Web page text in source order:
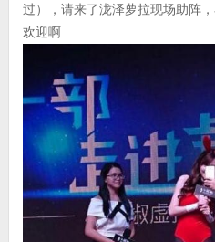
过），请来了泷泽萝拉现场助阵
欢迎啊